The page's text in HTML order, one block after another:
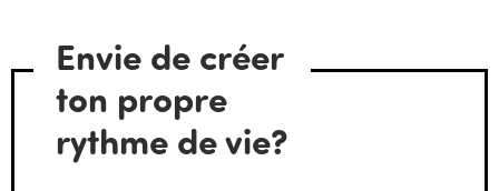
Envie de créer
ton propre
rythme de vie?